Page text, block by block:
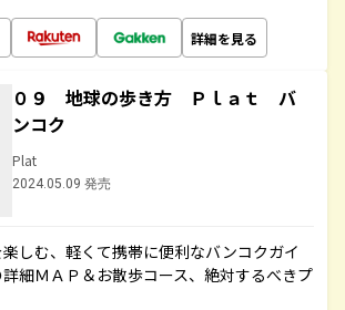
詳細を見る
０９ 地球の歩き方 Ｐｌａｔ バ
ンコク
Plat
2024.05.09 発売
しむ、軽くて携帯に便利なバンコクガイ
細ＭＡＰ＆お散歩コース、絶対するべきプ